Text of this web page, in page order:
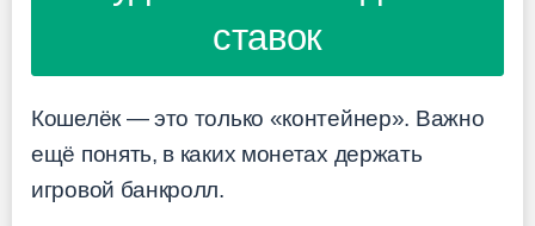
ставок
Кошелёк — это только «контейнер». Важно
ещё понять, в каких монетах держать
игровой банкролл.